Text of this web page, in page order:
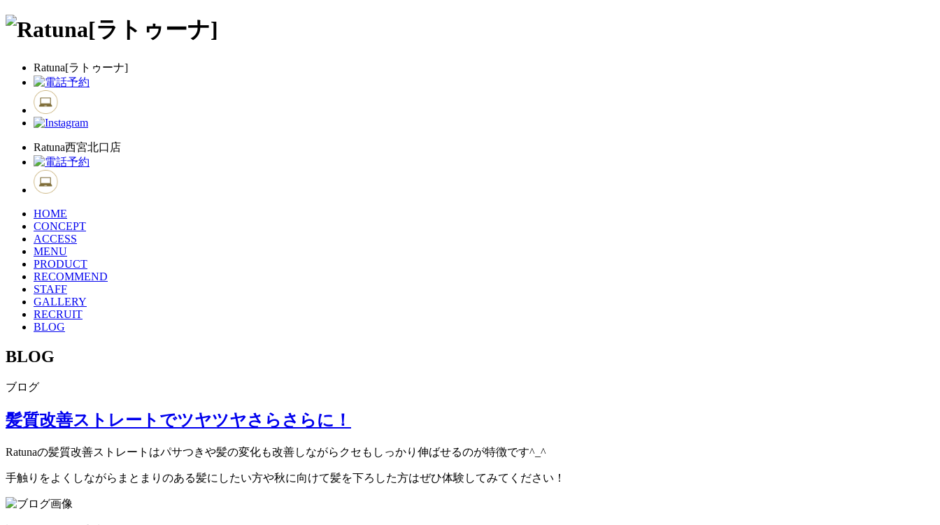
Ratuna[ラトゥーナ]
Ratuna西宮北口店
HOME
CONCEPT
ACCESS
MENU
PRODUCT
RECOMMEND
STAFF
GALLERY
RECRUIT
BLOG
BLOG
ブログ
髪質改善ストレートでツヤツヤさらさらに！
Ratunaの髪質改善ストレートはパサつきや髪の変化も改善しながらクセもしっかり伸ばせるのが特徴です^_^
手触りをよくしながらまとまりのある髪にしたい方や秋に向けて髪を下ろした方はぜひ体験してみてください！